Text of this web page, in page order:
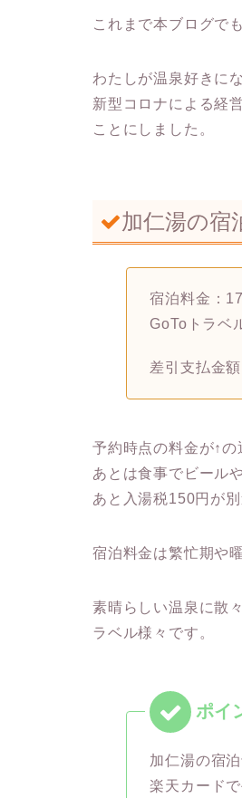
これまで本ブログで
わたしが温泉好きに
新型コロナによる経
ことにしました。
加仁湯の宿
宿泊料金：
GoToトラベ
差引支払金額
予約時点の料金が↑の
あとは食事でビール
あと入湯税150円が別
宿泊料金は繁忙期や
素晴らしい温泉に散
ラベル様々です。
加仁湯の宿
楽天カード